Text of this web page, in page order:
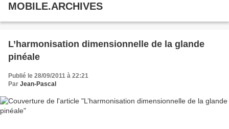
MOBILE.ARCHIVES
L’harmonisation dimensionnelle de la glande
pinéale
Publié le 28/09/2011 à 22:21
Par Jean-Pascal